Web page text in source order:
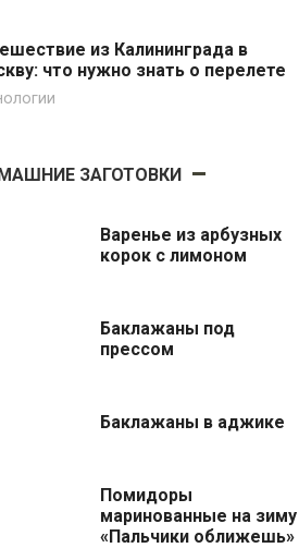
из Калининграда в
что нужно знать о перелете
ЗАГОТОВКИ
Варенье из арбузных
корок с лимоном
Баклажаны под
прессом
Баклажаны в аджике
Помидоры
маринованные на зиму
«Пальчики оближешь»